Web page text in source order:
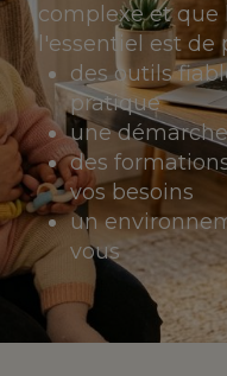
complexe et
l'essentiel est de
des outils
pratique
une
des
vos besoins
un
vous